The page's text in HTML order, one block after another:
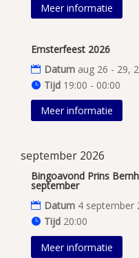
Meer informatie
Emsterfeest 2026
Datum aug 26 - 29,
Tijd 19:00 - 00:00
Meer informatie
september 2026
Bingoavond Prins
september
Datum 4 september
Tijd 20:00
Meer informatie